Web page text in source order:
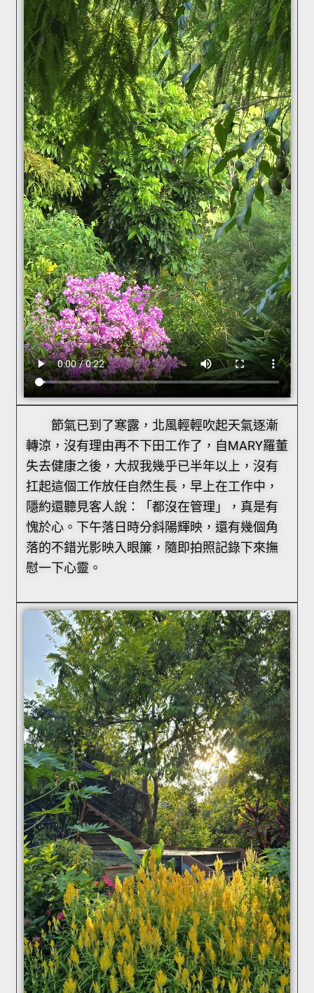
節氣已到了寒露，北風輕輕吹起天氣逐漸
轉涼，沒有理由再不下田工作了，自MARY羅董
失去健康之後，大叔我幾乎已半年以上，沒有
扛起這個工作放任自然生長，早上在工作中，
隱約還聽見客人說：「都沒在管理」，真是有
愧於心。下午落日時分斜陽輝映，還有幾個角
落的不錯光影映入眼簾，隨即拍照記錄下來撫
慰一下心靈。